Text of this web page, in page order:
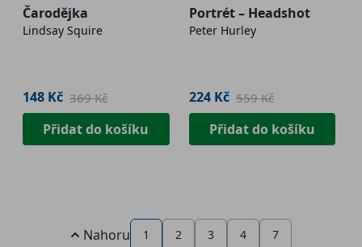
Čarodějka
Lindsay Squire
148 Kč 369 Kč
Přidat do košíku
Portrét – Headshot
Peter Hurley
224 Kč 559 Kč
Přidat do košíku
Nahoru 1 2 3 4 7